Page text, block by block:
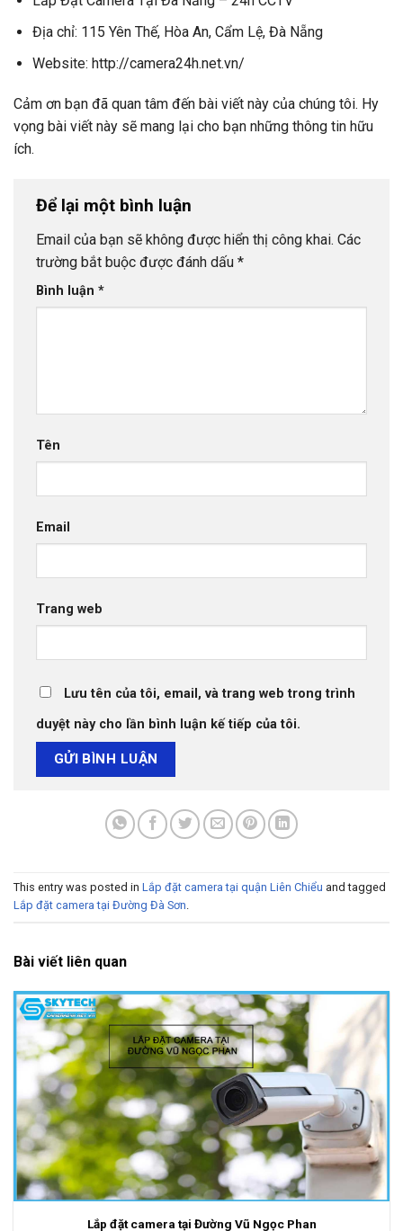
Địa chỉ: 115 Yên Thế, Hòa An, Cẩm Lệ, Đà Nẵng
Website: http://camera24h.net.vn/
Cảm ơn bạn đã quan tâm đến bài viết này của chúng tôi. Hy
vọng bài viết này sẽ mang lại cho bạn những thông tin hữu
ích.
Để lại một bình luận
Email của bạn sẽ không được hiển thị công khai. Các
trường bắt buộc được đánh dấu *
Bình luận *
Tên
Email
Trang web
Lưu tên của tôi, email, và trang web trong trình
duyệt này cho lần bình luận kế tiếp của tôi.
This entry was posted in Lắp đặt camera tại quận Liên Chiểu and tagged
Lắp đặt camera tại Đường Đà Sơn.
Bài viết liên quan
Lắp đặt camera tại Đường Vũ Ngọc Phan